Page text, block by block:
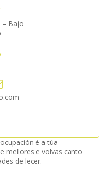
– Bajo
é a túa
mellores e volvas canto
de lecer.